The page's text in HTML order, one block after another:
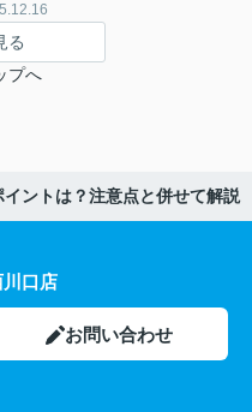
る
プへ
ントは？注意点と併せて解説
口店
お問い合わせ